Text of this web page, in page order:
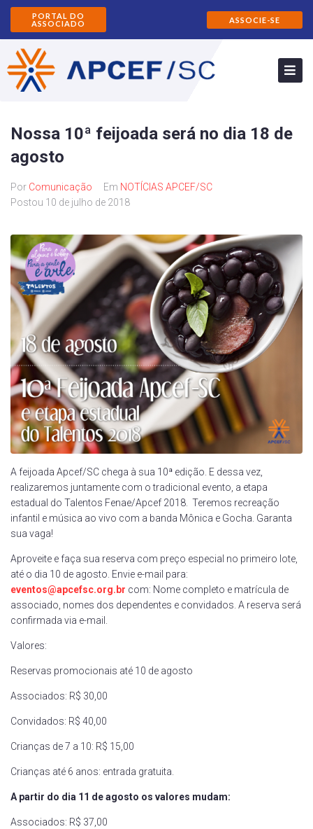
PORTAL DO
ASSOCIADO
ASSOCIE-SE
Nossa 10ª feijoada será no dia 18 de
agosto
Por Comunicação Em NOTÍCIAS APCEF/SC
Postou 10 de julho de 2018
A feijoada Apcef/SC chega à sua 10ª edição. E dessa vez,
realizaremos juntamente com o tradicional evento, a etapa
estadual do Talentos Fenae/Apcef 2018. Teremos recreação
infantil e música ao vivo com a banda Mônica e Gocha. Garanta
sua vaga!
Aproveite e faça sua reserva com preço especial no primeiro lote,
até o dia 10 de agosto. Envie e-mail para:
eventos@apcefsc.org.br com: Nome completo e matrícula de
associado, nomes dos dependentes e convidados. A reserva será
confirmada via e-mail.
Valores:
Reservas promocionais até 10 de agosto
Associados: R$ 30,00
Convidados: R$ 40,00
Crianças de 7 a 10: R$ 15,00
Crianças até 6 anos: entrada gratuita.
A partir do dia 11 de agosto os valores mudam:
Associados: R$ 37,00